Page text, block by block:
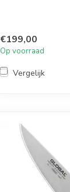
€199,00
Op voorraad
Vergelijk